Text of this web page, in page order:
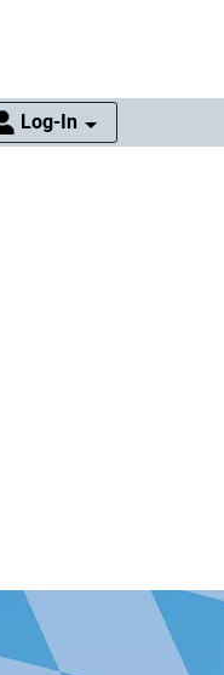
Log-In